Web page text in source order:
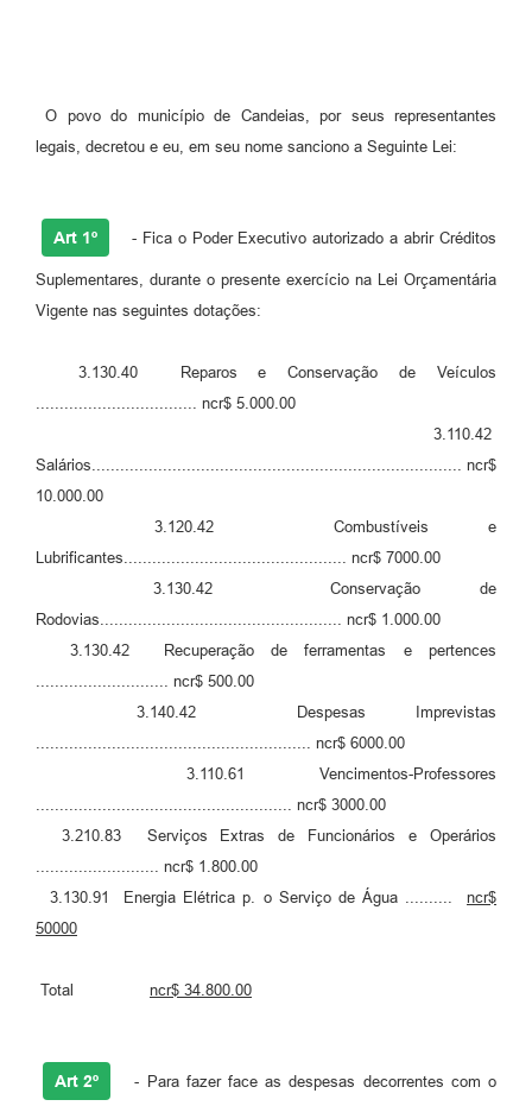
Fila de espera SUS
Prevican
Publicações
Orientações COVID-19
Contratos
Legislação para Concurso
Sic
Transparência dos recursos municipais empregado no
combate à pandemia do COVID -19
Lei Aldir Blanc
Prestação de Contas Secretária de Saúde
O povo do município de Candeias, por seus representantes
legais, decretou e eu, em seu nome sanciono a Seguinte Lei:
Art 1º - Fica o Poder Executivo autorizado a abrir Créditos
Suplementares, durante o presente exercício na Lei Orçamentária
Vigente nas seguintes dotações:
3.130.40 Reparos e Conservação de Veículos
.................................. ncr$ 5.000.00
3.110.42
Salários.............................................................................. ncr$
10.000.00
3.120.42 Combustíveis e
Lubrificantes............................................... ncr$ 7000.00
3.130.42 Conservação de
Rodovias................................................... ncr$ 1.000.00
3.130.42 Recuperação de ferramentas e pertences
............................ ncr$ 500.00
3.140.42 Despesas Imprevistas
.......................................................... ncr$ 6000.00
3.110.61 Vencimentos-Professores
...................................................... ncr$ 3000.00
3.210.83 Serviços Extras de Funcionários e Operários
.......................... ncr$ 1.800.00
3.130.91 Energia Elétrica p. o Serviço de Água .......... ncr$
50000
Total ncr$ 34.800.00
Art 2º - Para fazer face as despesas decorrentes com o